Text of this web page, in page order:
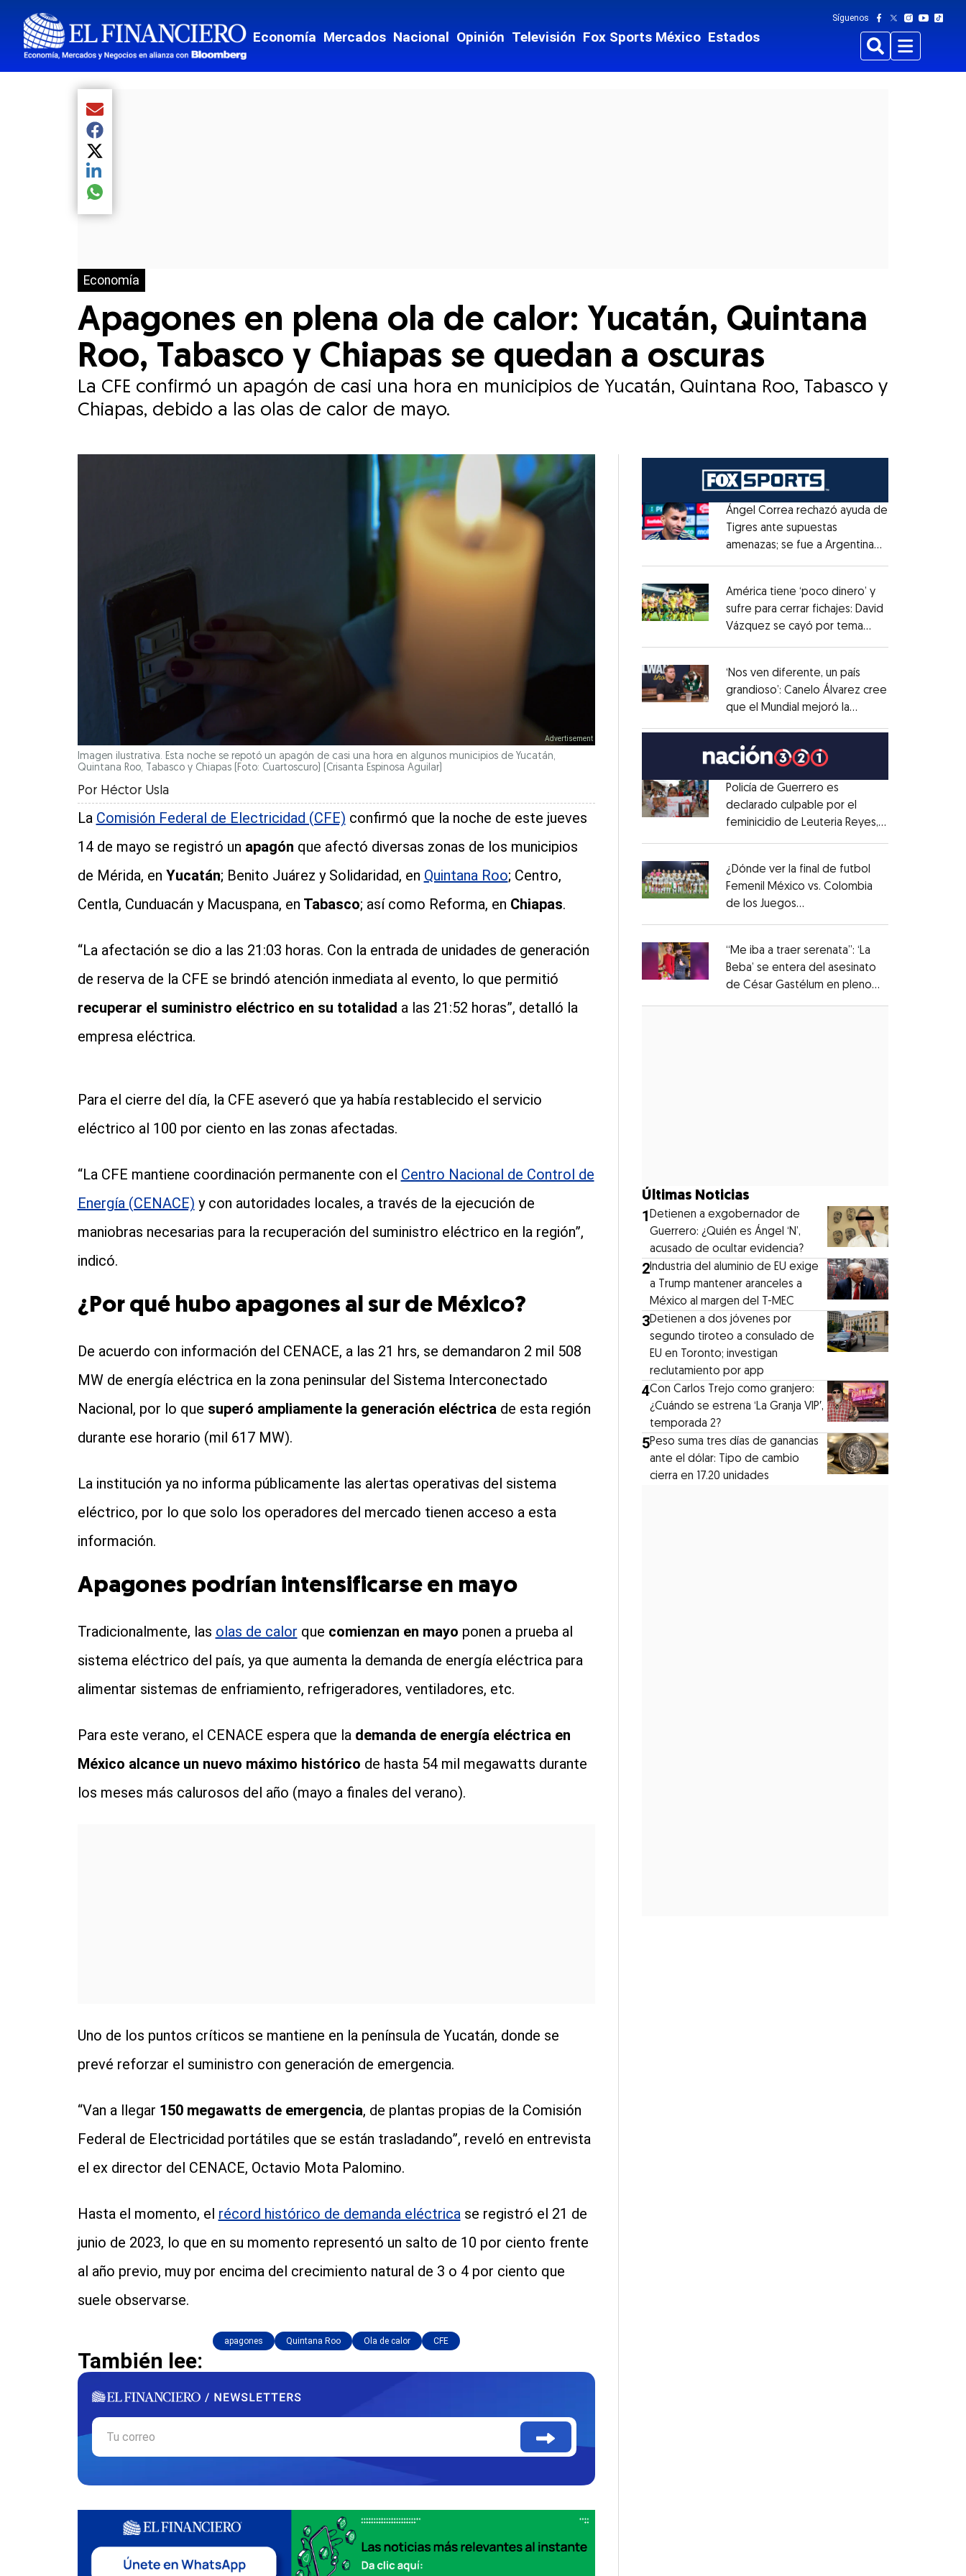
Economía Mercados Nacional Opinión Televisión Fox Sports México Estados
Síguenos
BuscarMenu
Economía
Apagones en plena ola de calor: Yucatán, Quintana
Roo, Tabasco y Chiapas se quedan a oscuras
La CFE confirmó un apagón de casi una hora en municipios de Yucatán, Quintana Roo, Tabasco y
Chiapas, debido a las olas de calor de mayo.
Compartir el artículo actual mediante Email
Compartir el artículo actual mediante Facebook
Compartir el artículo actual mediante Twitter
Compartir el artículo actual mediante LinkedIn
Compartir el artículo actual mediante global.social-whatsapp
Imagen ilustrativa. Esta noche se repotó un apagón de casi una hora en algunos municipios de Yucatán,
Quintana Roo, Tabasco y Chiapas (Foto: Cuartoscuro) (Crisanta Espinosa Aguilar)
Por Héctor Usla
La Comisión Federal de Electricidad (CFE) confirmó que la noche de este jueves
14 de mayo se registró un apagón que afectó diversas zonas de los municipios
de Mérida, en Yucatán; Benito Juárez y Solidaridad, en Quintana Roo; Centro,
Centla, Cunduacán y Macuspana, en Tabasco; así como Reforma, en Chiapas.
“La afectación se dio a las 21:03 horas. Con la entrada de unidades de generación
de reserva de la CFE se brindó atención inmediata al evento, lo que permitió
recuperar el suministro eléctrico en su totalidad a las 21:52 horas”, detalló la
empresa eléctrica.
Para el cierre del día, la CFE aseveró que ya había restablecido el servicio
eléctrico al 100 por ciento en las zonas afectadas.
“La CFE mantiene coordinación permanente con el Centro Nacional de Control de
Energía (CENACE) y con autoridades locales, a través de la ejecución de
maniobras necesarias para la recuperación del suministro eléctrico en la región”,
indicó.
¿Por qué hubo apagones al sur de México?
De acuerdo con información del CENACE, a las 21 hrs, se demandaron 2 mil 508
MW de energía eléctrica en la zona peninsular del Sistema Interconectado
Nacional, por lo que superó ampliamente la generación eléctricade esta región
durante ese horario (mil 617 MW).
La institución ya no informa públicamente las alertas operativas del sistema
eléctrico, por lo que solo los operadores del mercado tienen acceso a esta
información.
Apagones podrían intensificarse en mayo
Tradicionalmente, las olas de calor que comienzan en mayo ponen a prueba al
sistema eléctrico del país, ya que aumenta la demanda de energía eléctrica para
alimentar sistemas de enfriamiento, refrigeradores, ventiladores, etc.
Para este verano, el CENACE espera que la demanda de energía eléctrica en
México alcance un nuevo máximo histórico de hasta 54 mil megawatts durante
los meses más calurosos del año (mayo a finales del verano).
Uno de los puntos críticos se mantiene en la península de Yucatán, donde se
prevé reforzar el suministro con generación de emergencia.
“Van a llegar 150 megawatts de emergencia, de plantas propias de la Comisión
Federal de Electricidad portátiles que se están trasladando”, reveló en entrevista
el ex director del CENACE, Octavio Mota Palomino.
Hasta el momento, el récord histórico de demanda eléctricase registró el 21 de
junio de 2023, lo que en su momento representó un salto de 10 por ciento frente
al año previo, muy por encima del crecimiento natural de 3 o 4 por ciento que
suele observarse.
apagones Quintana Roo Ola de calor CFE
También lee:
Opens in new window
Ángel Correa rechazó ayuda de
Tigres ante supuestas
amenazas; se fue a Argentina
Opens in new window
América tiene ‘poco dinero’ y
sufre para cerrar fichajes: David
Vázquez se cayó por tema
Opens in new window
‘Nos ven diferente, un país
grandioso’: Canelo Álvarez cree
que el Mundial mejoró la
Opens in new window
Policía de Guerrero es
declarado culpable por el
feminicidio de Leuteria Reyes,
Opens in new window
¿Dónde ver la final de futbol
Femenil México vs. Colombia
de los Juegos
Opens in new window
“Me iba a traer serenata”: ‘La
Beba’ se entera del asesinato
de César Gastélum en pleno
Últimas Noticias
1Detienen a exgobernador de
Guerrero: ¿Quién es Ángel ‘N’,
acusado de ocultar evidencia?
2Industria del aluminio de EU exige
a Trump mantener aranceles a
México al margen del T-MEC
3Detienen a dos jóvenes por
segundo tiroteo a consulado de
EU en Toronto; investigan
reclutamiento por app
4Con Carlos Trejo como granjero:
¿Cuándo se estrena ‘La Granja VIP′,
temporada 2?
5Peso suma tres días de ganancias
ante el dólar: Tipo de cambio
cierra en 17.20 unidades